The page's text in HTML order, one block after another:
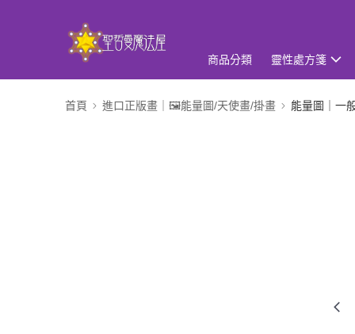
商品分類 靈性處方箋
首頁 進口正版畫｜🖼️能量圖/天使畫/掛畫 能量圖｜一